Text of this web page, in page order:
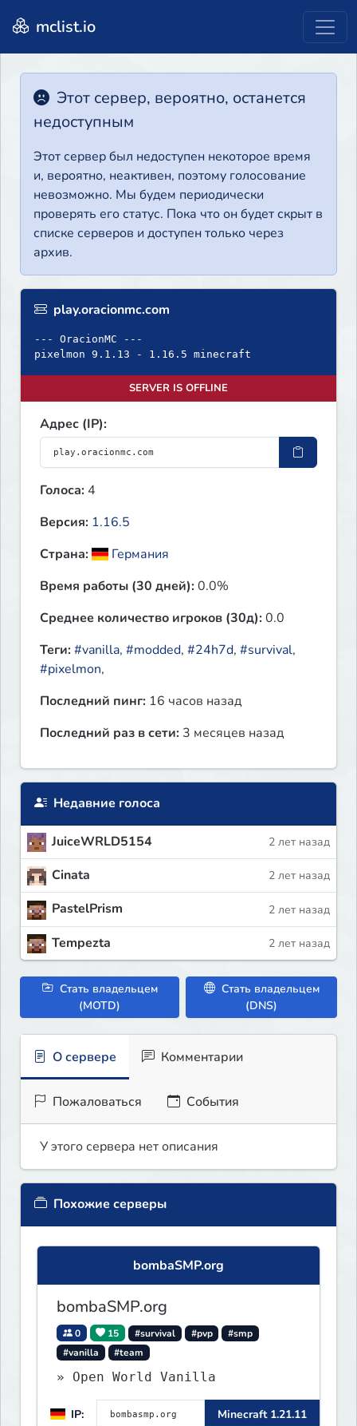
mclist.io
Этот сервер, вероятно, останется
недоступным
Этот сервер был недоступен некоторое время
и, вероятно, неактивен, поэтому голосование
невозможно. Мы будем периодически
проверять его статус. Пока что он будет скрыт в
списке серверов и доступен только через
архив.
play.oracionmc.com
--- OracionMC ---
pixelmon 9.1.13 - 1.16.5 minecraft
SERVER IS OFFLINE
Адрес (IP):
Голоса: 4
Версия: 1.16.5
Страна:
Германия
Время работы (30 дней):0.0%
Среднее количество игроков (30д):0.0
Теги:#vanilla, #modded, #24h7d, #survival,
#pixelmon,
Последний пинг: 16 часов назад
Последний раз в сети: 3 месяцев назад
Недавние голоса
JuiceWRLD5154 2 лет назад
Cinata 2 лет назад
PastelPrism 2 лет назад
Tempezta 2 лет назад
Стать владельцем
(MOTD)
Стать владельцем
(DNS)
О сервере Комментарии
Пожаловаться События
У этого сервера нет описания
Похожие серверы
bombaSMP.org
bombaSMP.org
0 15 #survival #pvp
#smp
#vanilla
#team
» Open World Vanilla
IP: Minecraft 1.21.11